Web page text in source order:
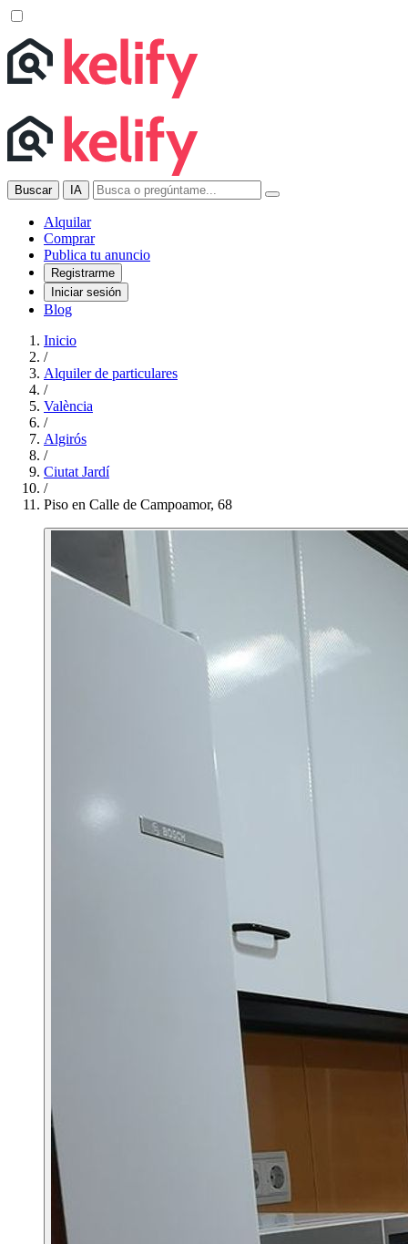
Buscar IA
Alquilar
Comprar
Publica tu anuncio
Registrarme
Iniciar sesión
Blog
Inicio
/
Alquiler de particulares
/
València
/
Algirós
/
Ciutat Jardí
/
Piso en Calle de Campoamor, 68